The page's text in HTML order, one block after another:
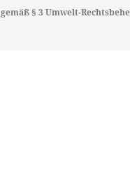
§ 3 Umwelt-